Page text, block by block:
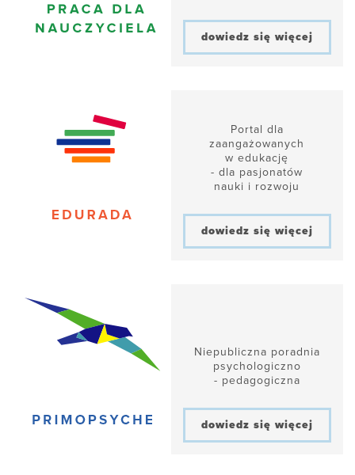
dowiedz się więcej
Portal dla
zaangażowanych
w edukację
- dla pasjonatów
nauki i rozwoju
dowiedz się więcej
Niepubliczna poradnia
psychologiczno
- pedagogiczna
dowiedz się więcej